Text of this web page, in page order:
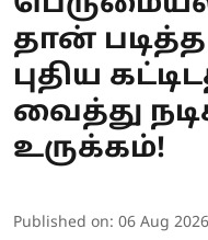
தான்
புதிய
வைத்து
உருக்கம்!
Published on: 06 Aug